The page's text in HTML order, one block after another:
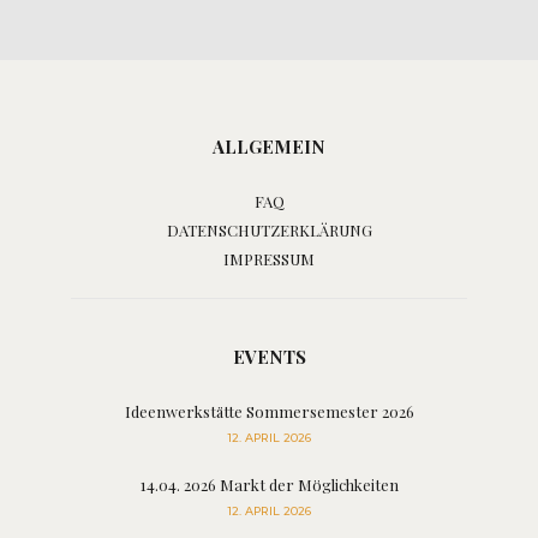
ALLGEMEIN
FAQ
DATENSCHUTZERKLÄRUNG
IMPRESSUM
EVENTS
Ideenwerkstätte Sommersemester 2026
12. APRIL 2026
14.04. 2026 Markt der Möglichkeiten
12. APRIL 2026